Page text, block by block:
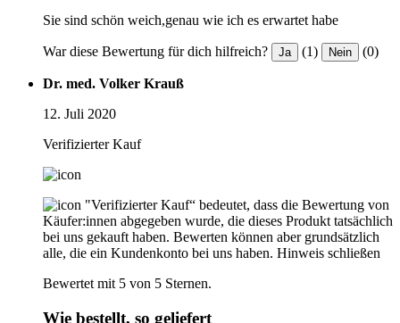
Sie sind schön weich,genau wie ich es erwartet habe
War diese Bewertung für dich hilfreich? Ja (1) Nein (0)
Dr. med. Volker Krauß
12. Juli 2020
Verifizierter Kauf
"Verifizierter Kauf“ bedeutet, dass die Bewertung von
Käufer:innen abgegeben wurde, die dieses Produkt tatsächlich
bei uns gekauft haben. Bewerten können aber grundsätzlich
alle, die ein Kundenkonto bei uns haben. Hinweis schließen
Bewertet mit 5 von 5 Sternen.
Wie bestellt, so geliefert